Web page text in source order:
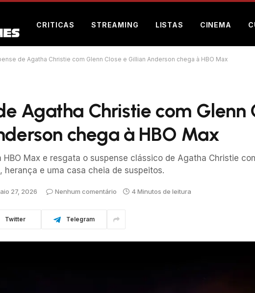
CRITICAS STREAMING LISTAS CINEMA
de Agatha Christie com Glenn Close e Gillian Anderson chega à HBO Max
Agatha Christie com Glenn
chega à HBO Max
HBO Max e resgata o suspense clássico de Agatha Christie
herança e uma casa cheia de suspeitos.
27, 2026 Nenhum comentário 4 Minutos de leitura
Twitter Telegram